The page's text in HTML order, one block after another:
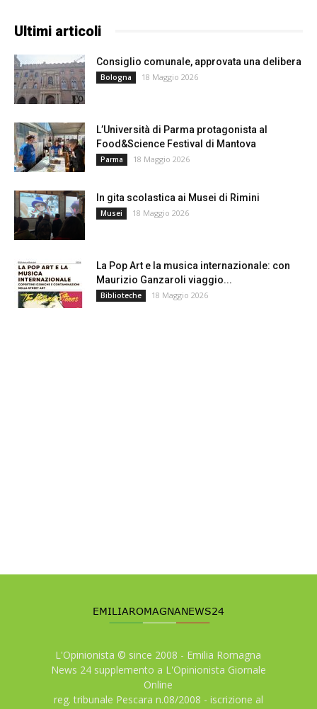
Ultimi articoli
Consiglio comunale, approvata una delibera
Bologna 18 Maggio 2026
L’Università di Parma protagonista al
Food&Science Festival di Mantova
Parma 18 Maggio 2026
In gita scolastica ai Musei di Rimini
Musei 18 Maggio 2026
La Pop Art e la musica internazionale: con
Maurizio Ganzaroli viaggio...
Biblioteche 18 Maggio 2026
L'Opinionista © since 2008 - Emilia Romagna
News 24 supplemento a L'Opinionista Giornale
Online
reg. tribunale Pescara n.08/2008 - iscrizione al